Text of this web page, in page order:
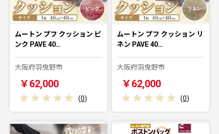
ムートン プフ クッション ピ
ンク PAVE 40…
大阪府羽曳野市
￥62,000
(0)
ムートン プフ クッション リ
ネン PAVE 40…
大阪府羽曳野市
￥62,000
(0)